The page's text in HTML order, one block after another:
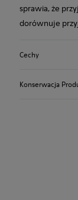
sprawia, że
dorównuje
Cechy
Nubuk (Skóra
Konserwacja